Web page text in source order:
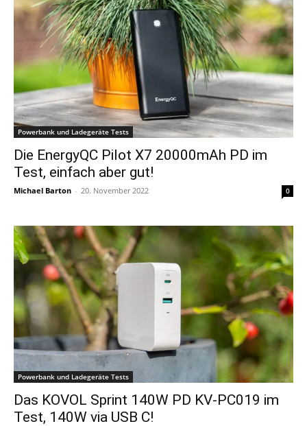
Powerbank und Ladegeräte Tests
Die EnergyQC Pilot X7 20000mAh PD im
Test, einfach aber gut!
Michael Barton - 20. November 2022 0
Powerbank und Ladegeräte Tests
Das KOVOL Sprint 140W PD KV-PC019 im
Test, 140W via USB C!